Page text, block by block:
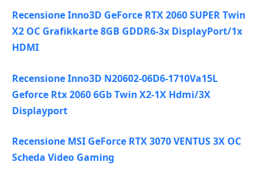
Recensione Inno3D GeForce RTX 2060 SUPER Twin
X2 OC Grafikkarte 8GB GDDR6-3x DisplayPort/1x
HDMI
Recensione Inno3D N20602-06D6-1710Va15L
Geforce Rtx 2060 6Gb Twin X2-1X Hdmi/3X
Displayport
Recensione MSI GeForce RTX 3070 VENTUS 3X OC
Scheda Video Gaming